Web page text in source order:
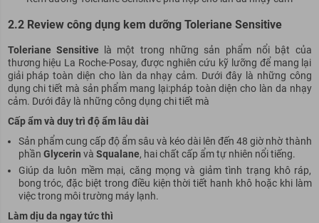
2.2 Review công dụng kem dưỡng Toleriane Sensitive
Toleriane Sensitive là một trong những sản phẩm nổi bật của
thương hiệu La Roche-Posay, được nghiên cứu kỹ lưỡng để mang lại
giải pháptoàn diện cho làn da nhạy cảm. Dưới đây là những công
dụng chi tiết mà sản phẩm mang lại:pháp toàn diện cho làn da nhạy
cảm. Dưới đây là những công dụng chi tiết mà
Cấp ẩm và duy trì độ ẩm lâu dài
Sản phẩm cung cấp độ ẩm sâu và kéo dài lên đến 48 giờ nhờ thành
phần Glycerin và Squalane, hai chất cấp ẩm tự nhiên nổi tiếng.
Giúp da luôn mềm mại, căng mọng và giảm tình trạng khô ráp,
bong tróc, đặc biệt trong điều kiện thời tiết hanh khô hoặc khi làm
việc trong môi trường máy lạnh.
Làm dịu da ngay tức thì